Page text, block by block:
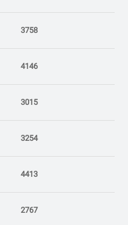
3758
4146
3015
3254
4413
2767